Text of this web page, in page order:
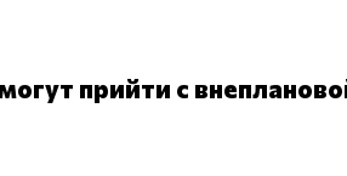
прийти с